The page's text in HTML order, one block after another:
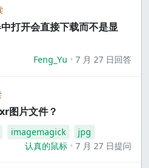
打开会直接下载而不是显
Feng_Yu 7 月 27 日回答
图片文件？
imagemagick
jpg
认真的鼠标
7 月 27 日提问